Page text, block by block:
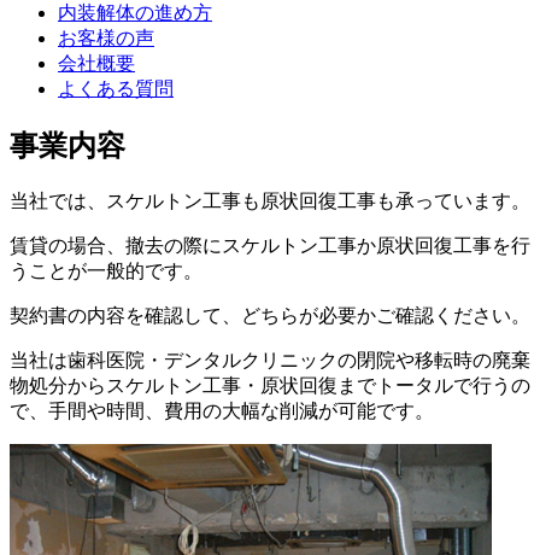
内装解体の進め方
お客様の声
会社概要
よくある質問
事業内容
当社では、スケルトン工事も原状回復工事も承っています。
賃貸の場合、撤去の際にスケルトン工事か原状回復工事を行
うことが一般的です。
契約書の内容を確認して、どちらが必要かご確認ください。
当社は歯科医院・デンタルクリニックの閉院や移転時の廃棄
物処分からスケルトン工事・原状回復までトータルで行うの
で、手間や時間、費用の大幅な削減が可能です。